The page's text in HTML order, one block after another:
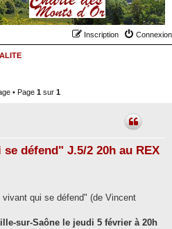
Connexion
Inscription
• Page 1 sur 1
défend" J.5/2 20h au REX
qui se défend" (de Vincent
sur-Saône le jeudi 5 février à 20h